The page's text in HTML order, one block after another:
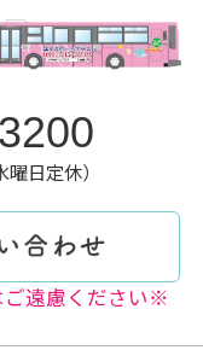
日定休）
遠慮ください※